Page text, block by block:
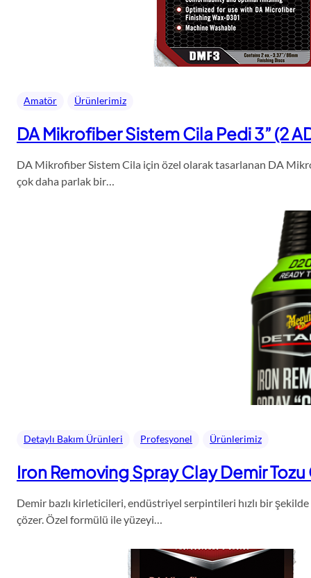
Amatör Ürünlerimiz
DA Mikrofiber Sistem Cila Pedi 3” (2
DA Mikrofiber Sistem Cila için özel olarak tasarlanan DA
çok daha parlak bir…
Detaylı Bakım Ürünleri Profesyonel Ürünlerimiz
Iron Removing Spray Clay Demir
Demir bazlı kirleticileri, endüstriyel serpintileri hızlı bir
çözer. Özel formülü ile yüzeyi…